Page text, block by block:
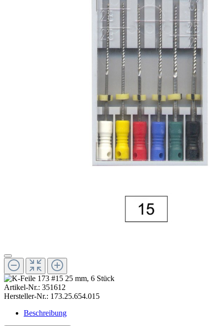
Artikel-Nr.: 351612
Hersteller-Nr.: 173.25.654.015
Beschreibung